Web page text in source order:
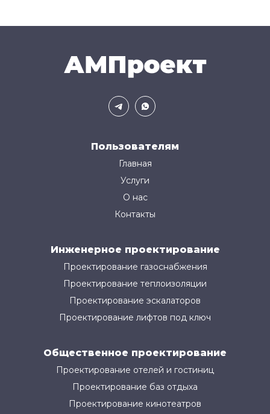
Пользователям
Главная
Услуги
О нас
Контакты
Инженерное проектирование
Проектирование газоснабжения
Проектирование теплоизоляции
Проектирование эскалаторов
Проектирование лифтов под ключ
Общественное проектирование
Проектирование отелей и гостиниц
Проектирование баз отдыха
Проектирование кинотеатров